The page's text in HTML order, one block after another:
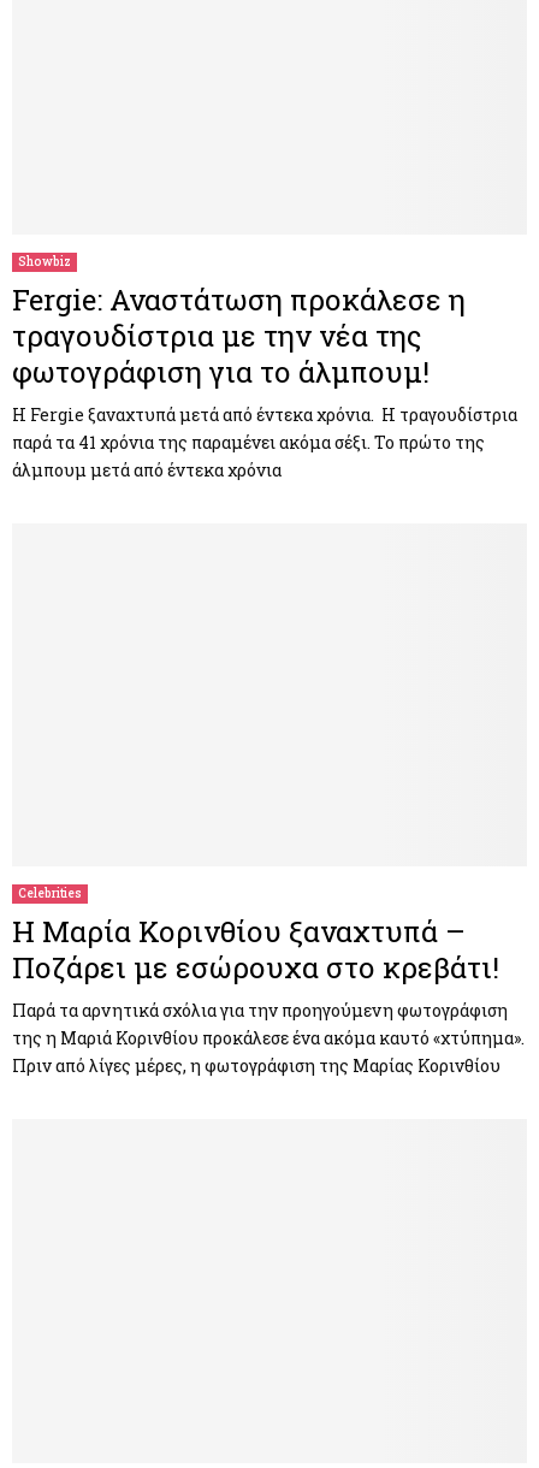
Showbiz
Fergie: Αναστάτωση προκάλεσε η
τραγουδίστρια με την νέα της
φωτογράφιση για το άλμπουμ!
Η Fergie ξαναχτυπά μετά από έντεκα χρόνια. Η τραγουδίστρια
παρά τα 41 χρόνια της παραμένει ακόμα σέξι. Το πρώτο της
άλμπουμ μετά από έντεκα χρόνια
Celebrities
Η Μαρία Κορινθίου ξαναχτυπά –
Ποζάρει με εσώρουχα στο κρεβάτι!
Παρά τα αρνητικά σχόλια για την προηγούμενη φωτογράφιση
της η Μαριά Κορινθίου προκάλεσε ένα ακόμα καυτό «χτύπημα».
Πριν από λίγες μέρες, η φωτογράφιση της Μαρίας Κορινθίου